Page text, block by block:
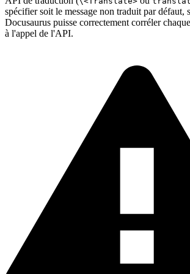
spécifier soit le message non traduit par
Docusaurus puisse correctement corréler
à l'appel de l'API.